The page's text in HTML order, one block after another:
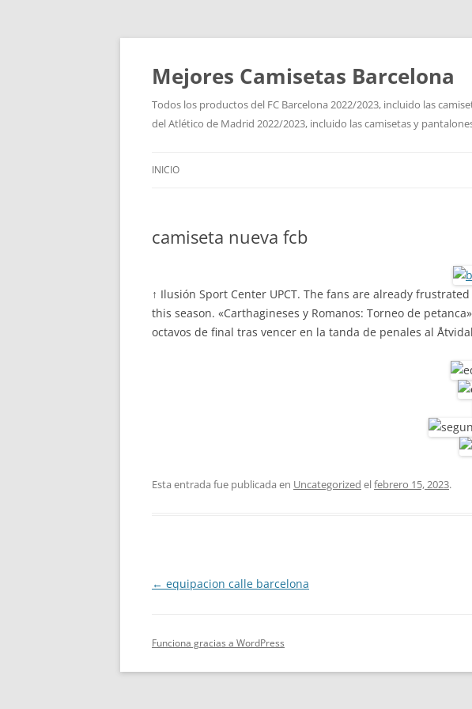
Mejores Camisetas Barcelona
Todos los productos del FC Barcelona 2022/2023, incluido las
del Atlético de Madrid 2022/2023, incluido las camisetas y
INICIO
camiseta nueva fcb
↑ Ilusión Sport Center UPCT. The fans are already
this season. «Carthagineses y Romanos: Torneo de
octavos de final tras vencer en la tanda de penales al
Esta entrada fue publicada en Uncategorized elfebrero 15, 2023.
Navegación
← equipacion calle barcelona
Funciona gracias a WordPress